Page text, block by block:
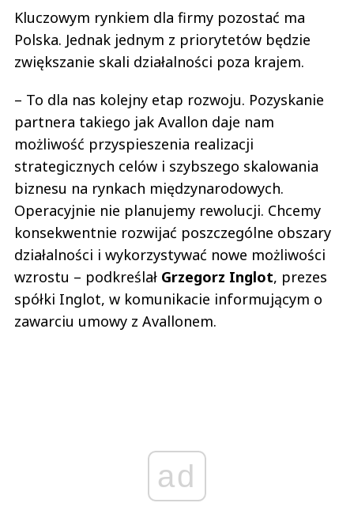
Kluczowym rynkiem dla firmy pozostać ma
Polska. Jednak jednym z priorytetów będzie
zwiększanie skali działalności poza krajem.
– To dla nas kolejny etap rozwoju. Pozyskanie
partnera takiego jak Avallon daje nam
możliwość przyspieszenia realizacji
strategicznych celów i szybszego skalowania
biznesu na rynkach międzynarodowych.
Operacyjnie nie planujemy rewolucji. Chcemy
konsekwentnie rozwijać poszczególne obszary
działalności i wykorzystywać nowe możliwości
wzrostu – podkreślał Grzegorz Inglot, prezes
spółki Inglot, w komunikacie informującym o
zawarciu umowy z Avallonem.
ad